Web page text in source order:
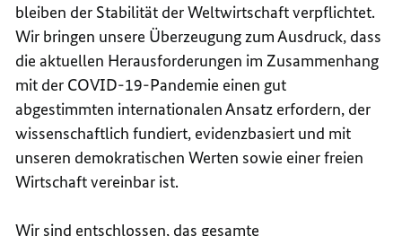
bleiben der Stabilität der Weltwirtschaft verpflichtet.
Wir bringen unsere Überzeugung zum Ausdruck, dass
die aktuellen Herausforderungen im Zusammenhang
mit der COVID-19-Pandemie einen gut
abgestimmten internationalen Ansatz erfordern, der
wissenschaftlich fundiert, evidenzbasiert und mit
unseren demokratischen Werten sowie einer freien
Wirtschaft vereinbar ist.
Wir sind entschlossen, das gesamte